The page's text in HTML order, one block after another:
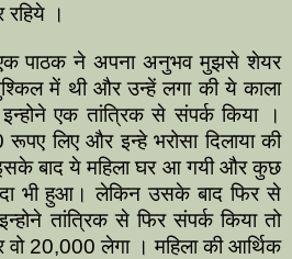
।
पाठक ने अपना अनुभव मुझसे शेयर
में थी और उन्हें लगा की ये काला
एक तांत्रिक से संपर्क किया ।
लिए और इन्हे भरोसा दिलाया की
बाद ये महिला घर आ गयी और कुछ
भी हुआ। लेकिन उसके बाद फिर से
तांत्रिक से फिर संपर्क किया तो
वो 20,000 लेगा । महिला की आर्थिक